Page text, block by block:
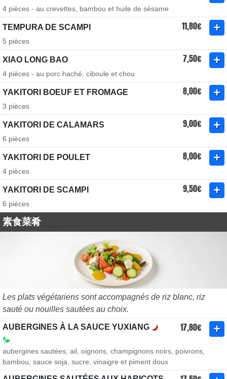
4 pièces - au crevettes, bambou et huile de sésame
TEMPURA DE SCAMPI 11,80€
5 pièces
XIAO LONG BAO 7,50€
4 pièces - au porc haché, ciboule et chou
YAKITORI BOEUF ET FROMAGE 8,00€
3 pièces
YAKITORI DE CALAMARS 9,00€
6 pièces
YAKITORI DE POULET 8,00€
4 pièces
YAKITORI DE SCAMPI 9,50€
6 pièces
素食菜肴
Les plats végétariens sont accompagnés de riz blanc, riz
sauté ou nouilles sautées au choix.
AUBERGINES À LA SAUCE YUXIANG 17,80€
aubergines sautées, ail, oignons, champignons noirs, poivrons,
bambou, sauce soja, sucre, vinaigre et piment doux